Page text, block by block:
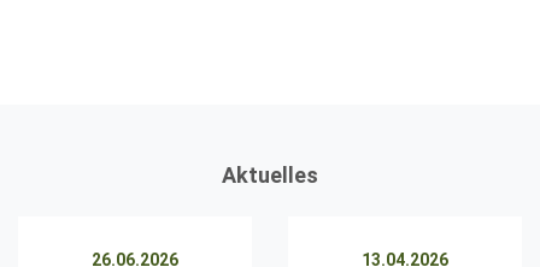
Aktuelles
26.06.2026 13.04.2026